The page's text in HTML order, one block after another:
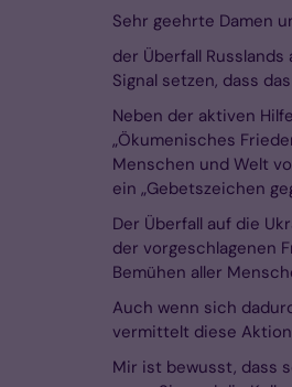
Sehr geehrte Damen
der Überfall
Signal setzen, dass
Neben der aktiven
„Ökumenisches
Menschen und Welt
ein „Gebetszeichen
Der Überfall auf die
der vorgeschlagenen
Bemühen aller
Auch wenn sich
vermittelt diese Aktion
Mir ist bewusst, dass